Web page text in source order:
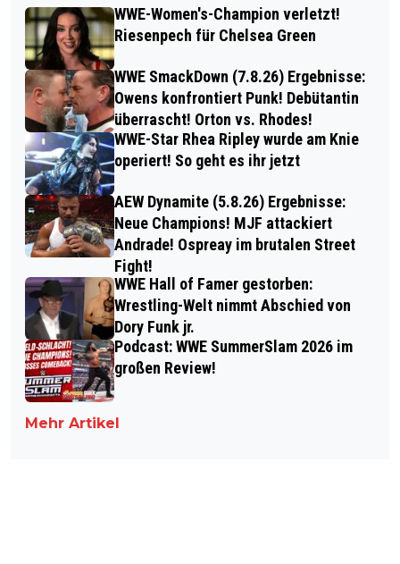
WWE-Women's-Champion verletzt!
Riesenpech für Chelsea Green
WWE SmackDown (7.8.26) Ergebnisse:
Owens konfrontiert Punk! Debütantin
überrascht! Orton vs. Rhodes!
WWE-Star Rhea Ripley wurde am Knie
operiert! So geht es ihr jetzt
AEW Dynamite (5.8.26) Ergebnisse:
Neue Champions! MJF attackiert
Andrade! Ospreay im brutalen Street
Fight!
WWE Hall of Famer gestorben:
Wrestling-Welt nimmt Abschied von
Dory Funk jr.
Podcast: WWE SummerSlam 2026 im
großen Review!
Mehr Artikel